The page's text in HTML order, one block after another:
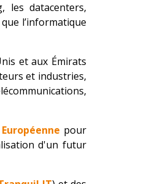
les datacenters,
l’informatique
et aux Émirats
et industries,
pour
d'un futur